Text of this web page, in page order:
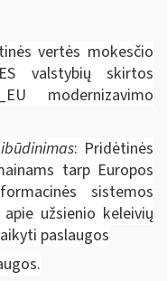
vertės mokesčio
valstybių skirtos
modernizavimo
: Pridėtinės
tarp Europos
sistemos
užsienio keleivių
paslaugos